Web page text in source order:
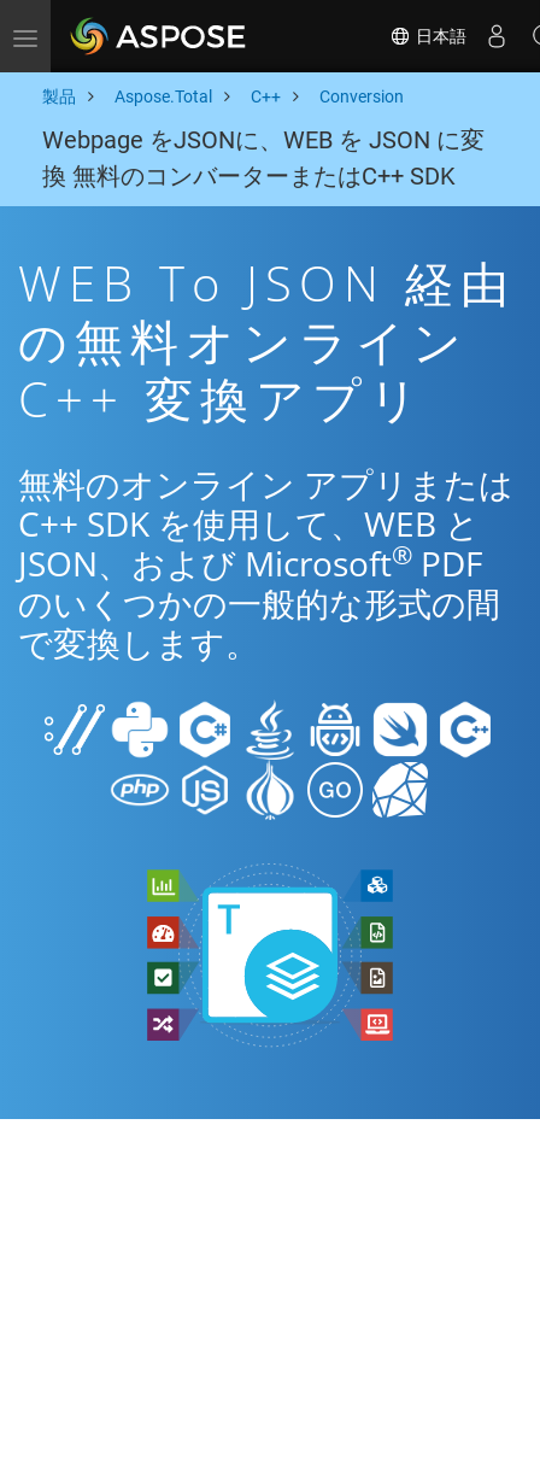
Toggle navigation 日本語
製品 Aspose.Total C++ Conversion
Webpage をJSONに、WEB を JSON に変
換 無料のコンバーターまたはC++ SDK
WEB To JSON 経由
の無料オンライン
C++ 変換アプリ
無料のオンライン アプリまたは
C++ SDK を使用して、WEB と
JSON、および Microsoft® PDF
のいくつかの一般的な形式の間
で変換します。